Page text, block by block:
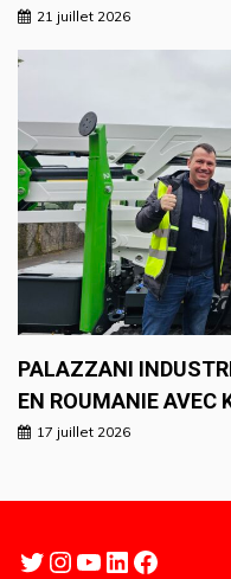
21 juillet 2026
PALAZZANI
EN ROUMANIE AVEC
17 juillet 2026
Twitter
Instagram
YouTube
LinkedIn